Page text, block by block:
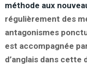
méthode aux
régulièrement des
antagonismes
est accompagnée
d’anglais dans cette